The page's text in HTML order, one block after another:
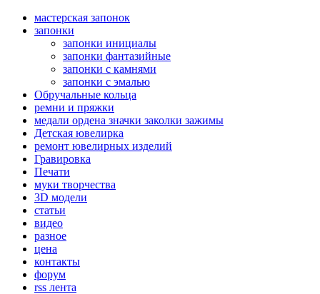
мастерская запонок
запонки
запонки инициалы
запонки фантазийные
запонки с камнями
запонки с эмалью
Обручальные кольца
ремни и пряжки
медали ордена значки заколки зажимы
Детская ювелирка
ремонт ювелирных изделий
Гравировка
Печати
муки творчества
3D модели
статьи
видео
разное
цена
контакты
форум
rss лента